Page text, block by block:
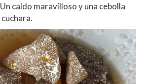
caldo maravilloso y una cebolla